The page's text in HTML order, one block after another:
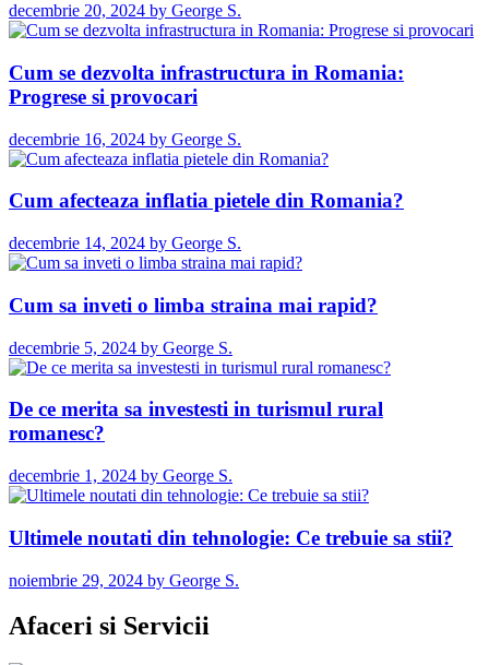
decembrie 20, 2024 by George S.
Cum se dezvolta infrastructura in Romania:
Progrese si provocari
decembrie 16, 2024 by George S.
Cum afecteaza inflatia pietele din Romania?
decembrie 14, 2024 by George S.
Cum sa inveti o limba straina mai rapid?
decembrie 5, 2024 by George S.
De ce merita sa investesti in turismul rural
romanesc?
decembrie 1, 2024 by George S.
Ultimele noutati din tehnologie: Ce trebuie sa stii?
noiembrie 29, 2024 by George S.
Afaceri si Servicii